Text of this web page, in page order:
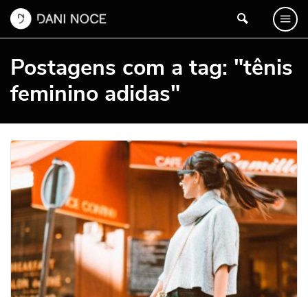
Postagens com a tag: "tênis
feminino adidas"